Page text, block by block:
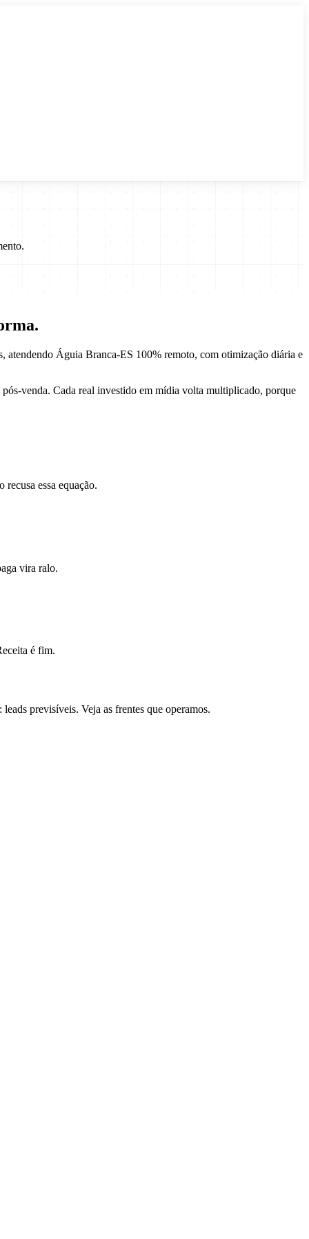
Águia Branca-ES 100% remoto, com otimização diária e
venda. Cada real investido em mídia volta multiplicado, porque
essa equação.
vira ralo.
é fim.
previsíveis. Veja as frentes que operamos.